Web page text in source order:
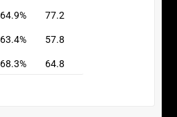
64.9% 77.2
63.4% 57.8
68.3% 64.8